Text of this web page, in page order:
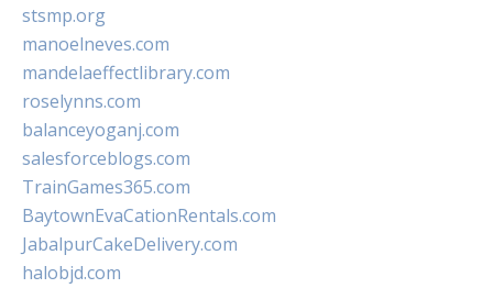
stsmp.org
manoelneves.com
mandelaeffectlibrary.com
roselynns.com
balanceyoganj.com
salesforceblogs.com
TrainGames365.com
BaytownEvaCationRentals.com
JabalpurCakeDelivery.com
halobjd.com